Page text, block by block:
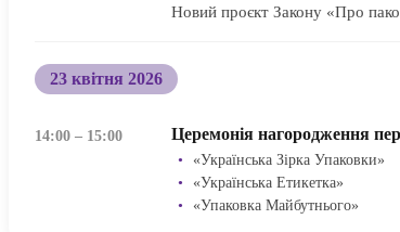
Новий проєкт Закону «Про
23 квітня 2026
14:00 – 15:00 Церемонія нагородження
•
«Українська Зірка Упаковки»
•
«Українська Етикетка»
•
«Упаковка Майбутнього»